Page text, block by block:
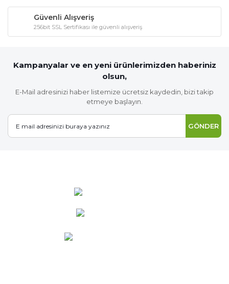
Güvenli Alışveriş
256bit SSL Sertifikası ile güvenli alışveriş
Kampanyalar ve en yeni ürünlerimizden haberiniz
olsun,
E-Mail adresinizi haber listemize ücretsiz kaydedin, bizi takip
etmeye başlayın.
GÖNDER